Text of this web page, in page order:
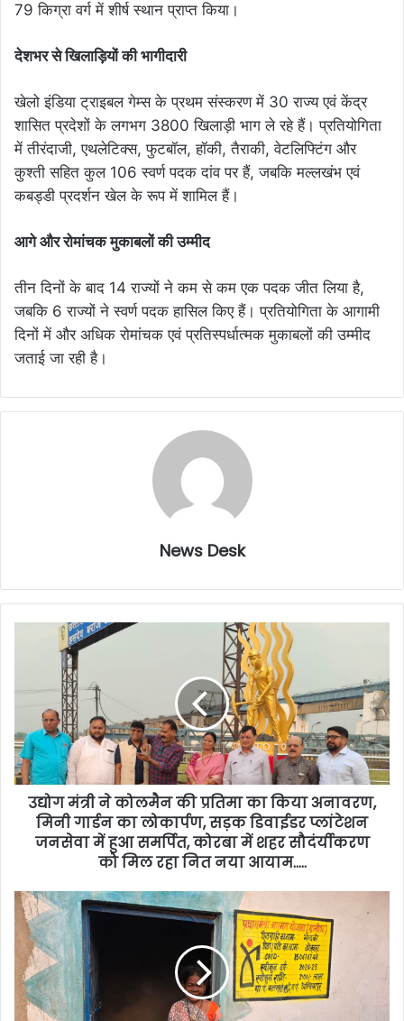
79 किग्रा वर्ग में शीर्ष स्थान प्राप्त किया।
देशभर से खिलाड़ियों की भागीदारी
खेलो इंडिया ट्राइबल गेम्स के प्रथम संस्करण में 30 राज्य एवं केंद्र
शासित प्रदेशों के लगभग 3800 खिलाड़ी भाग ले रहे हैं। प्रतियोगिता
में तीरंदाजी, एथलेटिक्स, फुटबॉल, हॉकी, तैराकी, वेटलिफ्टिंग और
कुश्ती सहित कुल 106 स्वर्ण पदक दांव पर हैं, जबकि मल्लखंभ एवं
कबड्डी प्रदर्शन खेल के रूप में शामिल हैं।
आगे और रोमांचक मुकाबलों की उम्मीद
तीन दिनों के बाद 14 राज्यों ने कम से कम एक पदक जीत लिया है,
जबकि 6 राज्यों ने स्वर्ण पदक हासिल किए हैं। प्रतियोगिता के आगामी
दिनों में और अधिक रोमांचक एवं प्रतिस्पर्धात्मक मुकाबलों की उम्मीद
जताई जा रही है।
News Desk
उद्योग मंत्री ने कोलमैन की प्रतिमा का किया अनावरण,
मिनी गार्डन का लोकार्पण, सड़क डिवाईडर प्लांटेशन
जनसेवा में हुआ समर्पित, कोरबा में शहर सौदंर्यीकरण
को मिल रहा नित नया आयाम…..